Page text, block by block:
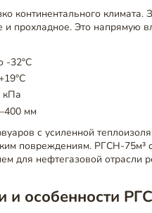
континентального климата.
прохладное. Это напрямую
-32°C
кПа
мм
с усиленной
повреждениям. РГСН-75м³
для нефтегазовой отрасли
и особенности